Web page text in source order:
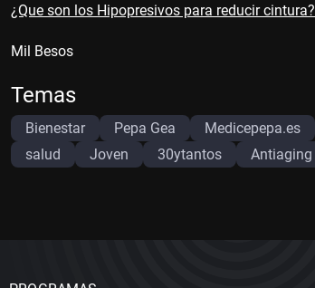
¿Que son los Hipopresivos para reducir cintura?
Mil Besos
Temas
Bienestar Pepa Gea Medicepepa.es
salud
Joven 30ytantos Antiaging